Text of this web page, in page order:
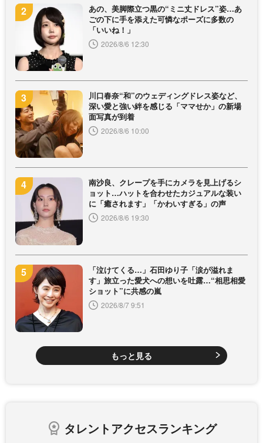
あの、美脚際立つ黒の“ミニ丈ドレス”姿…あ
ごの下に手を添えた可憐なポーズに多数の
「いいね！」
2026/8/6 12:30
川口春奈“和”のウェディングドレス姿など、
深い愛と強い絆を感じる「ママせか」の新場
面写真が到着
2026/8/6 10:00
南沙良、クレープを手にカメラを見上げるシ
ョット…ハットを合わせたカジュアルな装い
に「癒されます」「かわいすぎる」の声
2026/8/6 19:30
「泣けてくる…」石田ゆり子「涙が溢れま
す」旅立った愛犬への想いを吐露…“相思相愛
ショット”に共感の嵐
2026/8/7 9:51
もっと見る
タレントアクセスランキング